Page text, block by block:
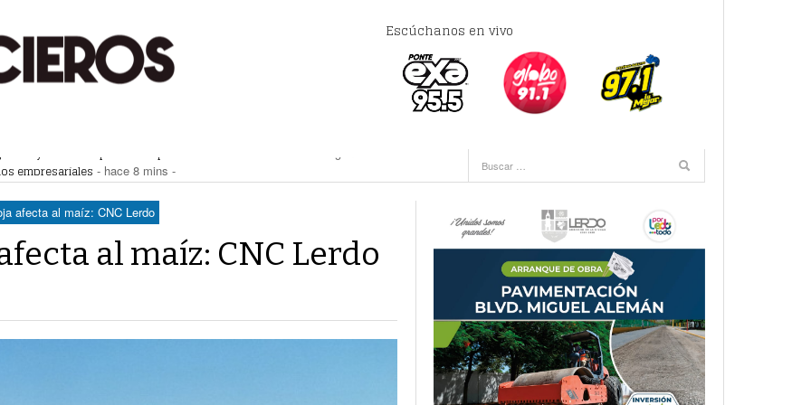
Escúchanos en vivo
empresariales - hace 8 mins -
Saludable para La Laguna, Aeropuerto de Carga y Conectividad- hace 32 mins -
a la NFL; arranca la pretemporada con el duelo Panthers vs Cardinals
de Lerdo campaña de ordenamiento al transporte público
afecta al maíz: CNC Lerdo
al maíz: CNC Lerdo